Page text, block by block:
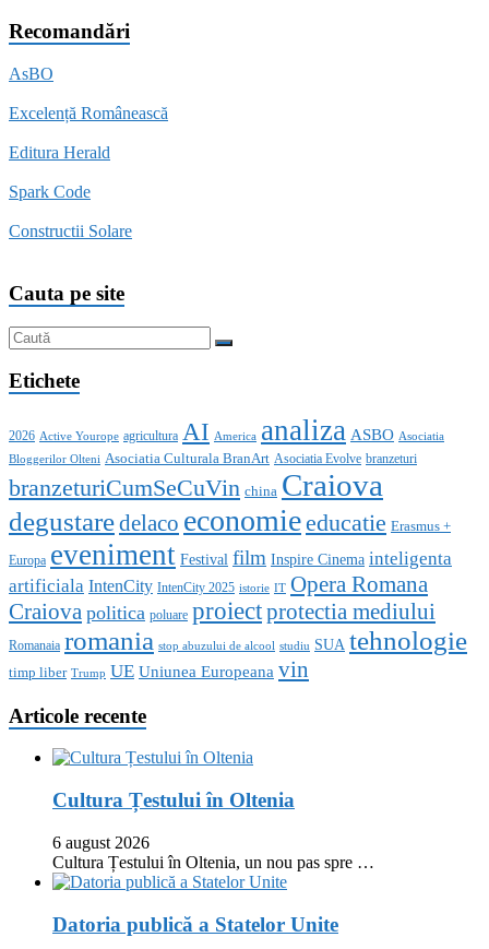
Recomandări
AsBO
Excelență Românească
Editura Herald
Spark Code
Constructii Solare
Cauta pe site
Etichete
2026 Active Yourope agricultura AI America analiza ASBO Asociatia
Bloggerilor Olteni Asociatia Culturala BranArt Asociatia Evolve branzeturi
branzeturiCumSeCuVin china Craiova
degustaredelaco economieeducatie Erasmus +
Europa eveniment Festival film Inspire Cinema inteligenta
artificiala IntenCity IntenCity 2025 istorie IT Opera Romana
Craiova politica poluare proiectprotectia mediului
Romanaia romania stop abuzului de alcool studiu SUA tehnologie
timp liber Trump UE Uniunea Europeana vin
Articole recente
Cultura Țestului în Oltenia
6 august 2026
Cultura Țestului în Oltenia, un nou pas spre …
Datoria publică a Statelor Unite